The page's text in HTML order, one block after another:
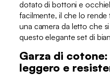
dotato di bottoni e
facilmente, il che lo
una camera da letto che
questo elegante set di
Garza di
leggero e